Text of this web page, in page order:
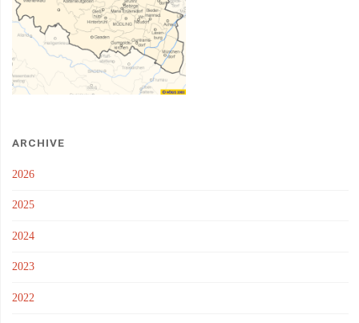
ARCHIVE
2026
2025
2024
2023
2022